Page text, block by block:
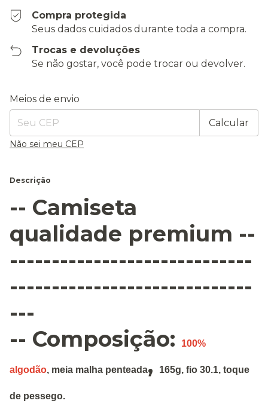
Compra protegida
Seus dados cuidados durante toda a compra.
Trocas e devoluções
Se não gostar, você pode trocar ou devolver.
Entregas para o CEP:
Meios de envio
Calcular
Não sei meu CEP
Descrição
-- Camiseta
qualidade premium --
-----------------------------
-----------------------------
---
-- Composição:
100%
algodão, meia malha penteada, 165g, fio 30.1, toque
de pessego.